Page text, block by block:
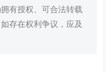
有授权、可合法转载
存在权利争议，应及